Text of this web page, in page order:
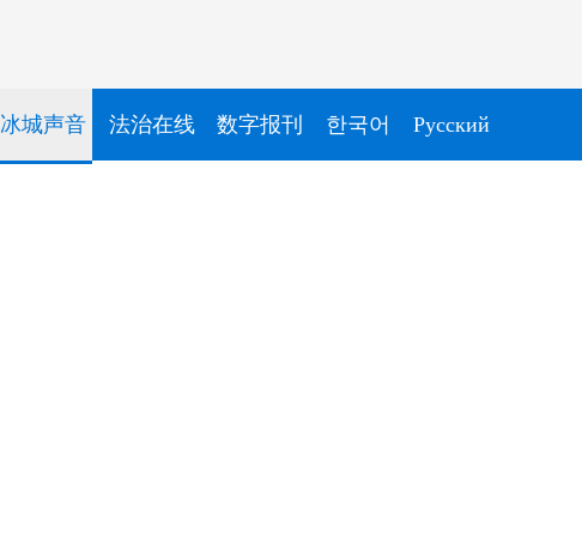
冰城声音 法治在线 数字报刊 한국어 Pусский